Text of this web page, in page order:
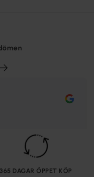
365 DAGAR ÖPPET KÖP